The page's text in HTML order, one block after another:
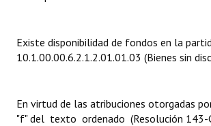
Comunicaciones
Resoluciones
Existe disponibilidad de fondos en la
10.1.00.00.6.2.1.2.01.01.03 (Bienes sin
En virtud de las atribuciones otorgadas
"f" del texto ordenado (Resolución 143-